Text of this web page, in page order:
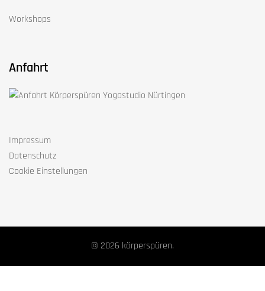
Workshops
Anfahrt
Impressum
Datenschutz
Cookie Einstellungen
© 2026 körperspüren.